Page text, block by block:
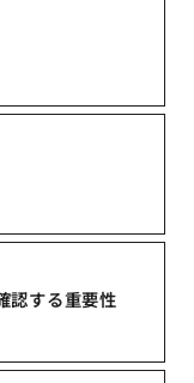
認する重要性